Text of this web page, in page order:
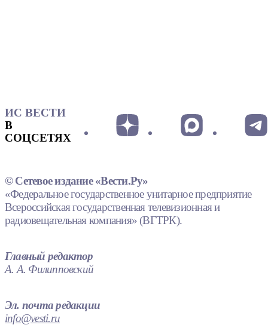
ИС ВЕСТИ
В
СОЦСЕТЯХ
© Сетевое издание «Вести.Ру»
«Федеральное государственное унитарное предприятие
Всероссийская государственная телевизионная и
радиовещательная компания» (ВГТРК).
Главный редактор
А. А. Филипповский
Эл. почта редакции
info@vesti.ru